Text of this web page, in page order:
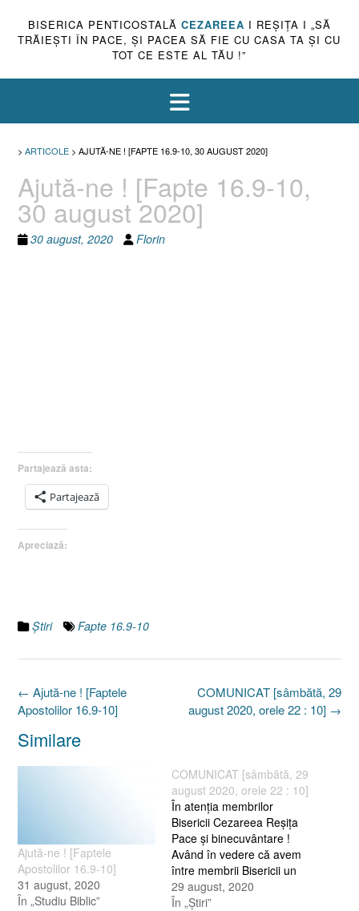
BISERICA PENTICOSTALĂ CEZAREEA I REŞIŢA I „SĂ
TRĂIEŞTI ÎN PACE, ŞI PACEA SĂ FIE CU CASA TA ŞI CU
TOT CE ESTE AL TĂU !”
> ARTICOLE > AJUTĂ-NE ! [FAPTE 16.9-10, 30 AUGUST 2020]
Ajută-ne ! [Fapte 16.9-10,
30 august 2020]
30 august, 2020 Florin
Partajează asta:
Partajează
Apreciază:
Ştiri Fapte 16.9-10
Post
navigation
COMUNICAT [sâmbătă, 29
august 2020, orele 22 : 10] →
← Ajută-ne ! [Faptele
Apostolilor 16.9-10]
Similare
Ajută-ne ! [Faptele
Apostolilor 16.9-10]
31 august, 2020
În „Studiu Biblic”
COMUNICAT [sâmbătă, 29
august 2020, orele 22 : 10]
În atenţia membrilor
Bisericii Cezareea Reşiţa
Pace şi binecuvântare !
Având în vedere că avem
între membrii Bisericii un
caz suspect de covid, de
mâine se sistează slujbele
29 august, 2020
În „Ştiri”